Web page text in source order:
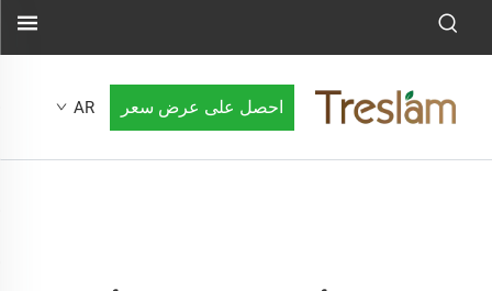
احصل على عرض سعر AR